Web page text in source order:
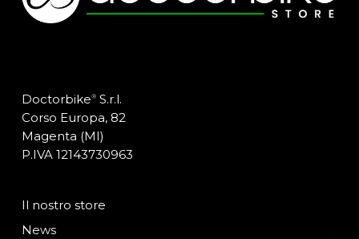
Doctorbike®S.r.l.
Corso Europa, 82
Magenta (MI)
P.IVA 12143730963
Il nostro store
News